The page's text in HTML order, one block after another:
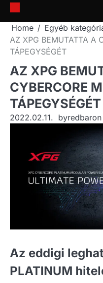
Skip
content
Home
Egyéb
AZ XPG BEMUTATTA A
TÁPEGYSÉGÉT
AZ XPG
CYBERCORE
TÁPEGYSÉGÉT
2022.02.11. byredbaron
Az eddigi
PLATINUM